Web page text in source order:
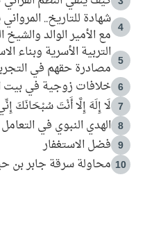
4
شهادة للتاريخ..
مع الأمير الوالد
5
التربية الأسرية وبناء
مصادرة حقهم في
6 خلافات زوجية في بيت
7 لَا إِلَهَ إِلَّا أَنْتَ سُبْحَانَكَ
8 الهدي النبوي في
9 فضل الاستغفار
10 محاولة سرقة جابر بن